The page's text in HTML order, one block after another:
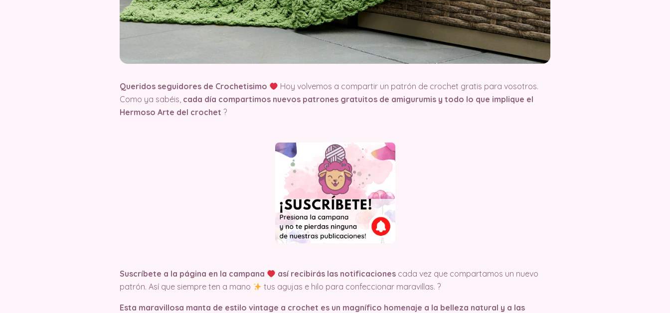
Queridos seguidores de Crochetisimo
Hoy volvemos a compartir un patrón de crochet gratis para vosotros.
Como ya sabéis, cada día compartimos nuevos patrones gratuitos de amigurumis y todo lo que implique el
Hermoso Arte del crochet ?
Suscríbete a la página en la campana así recibirás las notificaciones cada vez que compartamos un nuevo
patrón. Así que siempre ten a mano
tus agujas e hilo para confeccionar maravillas. ?
Esta maravillosa manta de estilo vintage a crochet es un magnífico homenaje a la belleza natural y a las